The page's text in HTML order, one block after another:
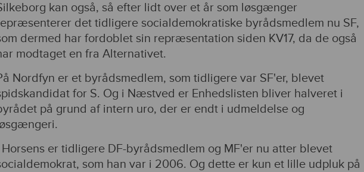
kan også, så efter lidt over et år som løsgænger
det tidligere socialdemokratiske byrådsmedlem nu SF,
dermed har fordoblet sin repræsentation siden KV17, da de også
modtaget en fra Alternativet.
Nordfyn er et byrådsmedlem, som tidligere var SF'er, blevet
for S. Og i Næstved er Enhedslisten bliver halveret i
på grund af intern uro, der er endt i udmeldelse og
Horsens er tidligere DF-byrådsmedlem og MF'er nu atter blevet
som han var i 2006. Og dette er kun et lille udpluk på